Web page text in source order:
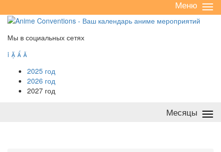
/
Меню
Мы в социальных сетях
   
2025 год
2026 год
2027 год
Месяцы